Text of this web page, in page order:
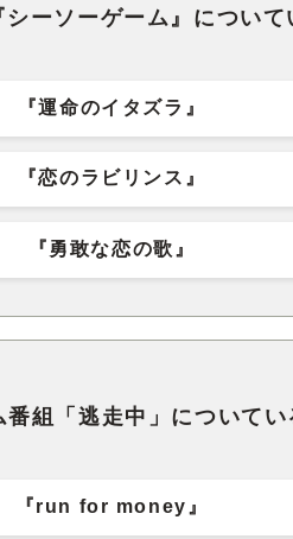
ーソーゲーム』について
『運命のイタズラ』
『恋のラビリンス』
『勇敢な恋の歌』
組「逃走中」についてい
『run for money』